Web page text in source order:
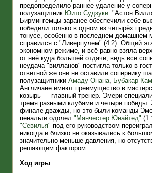
предопределило раннее удаление у
полузащитник Юито Судзуки. "Астон
Бирмингемцы заранее обеспечили себе
победили только в одном из четырёх
тонусе, особенно в последнем домашнем
справился с "Ливерпулем" (4:2). Общий
экономном режиме, и всё равно взяла
от неё куда большей отдачи, ведь все
неудача "вилланов" постигла только в
ответной же они не оставили сопернику
полузащитники Амаду Онана, Бубакар
Англичане имеют преимущество в
козырь — главный тренер. Эмери
тремя разными клубами и четыре победы.
финале дважды, но это были команды
пенальти одолел "Манчестер Юнайтед"
"Севилья" под его руководством
никогда и близко не оказывались к
значительно меньше давления, но
решающим фактором.
Ход игры